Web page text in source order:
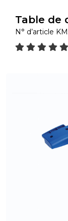
Table de
N° d’article